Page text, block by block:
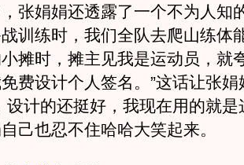
娟娟还透露了一个不为人知
训练时，我们全队去爬山练体
摊时，摊主见我是运动员，就
费设计个人签名。”这话让张
设计的还挺好，我现在用的就是
己也忍不住哈哈大笑起来。